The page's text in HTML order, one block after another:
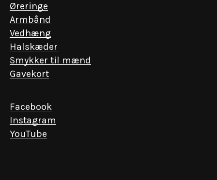
Øreringe
Armbånd
Vedhæng
Halskæder
Smykker til mænd
Gavekort
Facebook
Instagram
YouTube
EN INVITATION FRA KGL. HOFJUVELERER P. HERTZ
op og få forspring til det ekstraordinære – fra
lancering af unikke kollektioner til events i